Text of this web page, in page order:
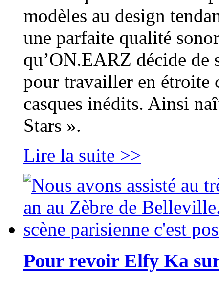
modèles au design
une parfaite qualité
qu’ON.EARZ décide de
pour travailler en étroite
casques inédits. Ainsi
Stars ».
Lire la suite >>
Pour revoir Elfy Ka